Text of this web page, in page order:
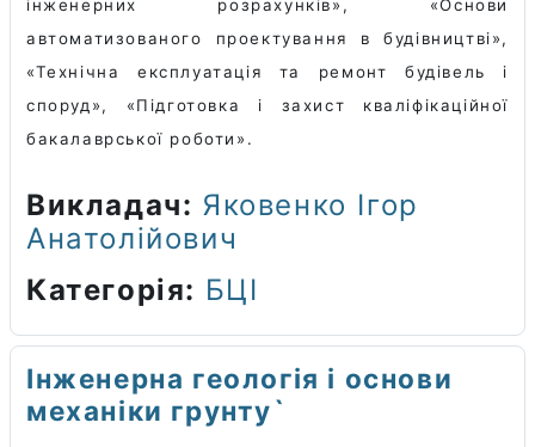
інженерних розрахунків», «Основи
автоматизованого проектування в будівництві»,
«Технічна експлуатація та ремонт будівель і
споруд», «Підготовка і захист кваліфікаційної
бакалаврської роботи».
Викладач: Яковенко Ігор
Анатолійович
Категорія: БЦІ
Інженерна геологія і основи
механіки грунту`